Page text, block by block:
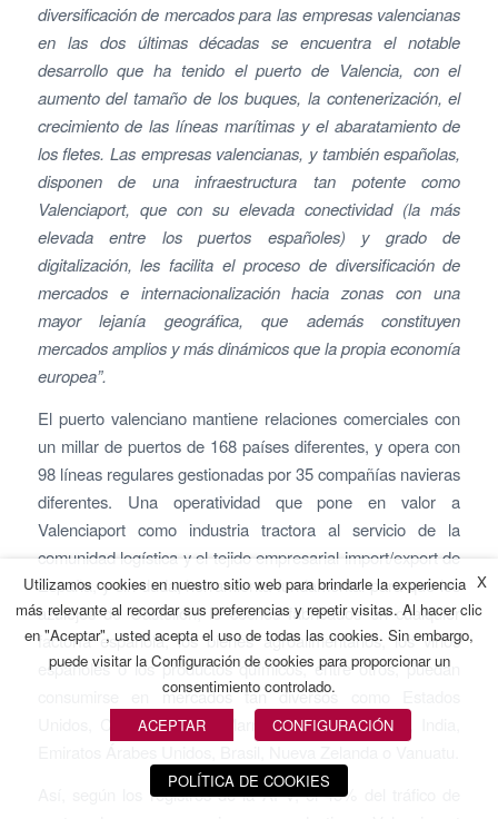
diversificación de mercados para las empresas valencianas
en las dos últimas décadas se encuentra el notable
desarrollo que ha tenido el puerto de Valencia, con el
aumento del tamaño de los buques, la contenerización, el
crecimiento de las líneas marítimas y el abaratamiento de
los fletes. Las empresas valencianas, y también españolas,
disponen de una infraestructura tan potente como
Valenciaport, que con su elevada conectividad (la más
elevada entre los puertos españoles) y grado de
digitalización, les facilita el proceso de diversificación de
mercados e internacionalización hacia zonas con una
mayor lejanía geográfica, que además constituyen
mercados amplios y más dinámicos que la propia economía
europea”.
El puerto valenciano mantiene relaciones comerciales con
un millar de puertos de 168 países diferentes, y opera con
98 líneas regulares gestionadas por 35 compañías navieras
diferentes. Una operatividad que pone en valor a
Valenciaport como industria tractora al servicio de la
comunidad logística y el tejido empresarial import/export de
España, y sin duda, herramienta fundamental para que los
azulejos de Castellón, lo coches fabricados en cualquier
factoría española, los bienes agroalimentarios, los vinos
españoles o los productos químicos, entre otros, puedan
consumirse en mercados tan diversos como Estados
Unidos, China, Canadá, Marruecos, Arabia Saudí, India,
Así, según los registros de la APV, el 45% del tráfico de
X
Utilizamos cookies en nuestro sitio web para brindarle la experiencia
más relevante al recordar sus preferencias y repetir visitas. Al hacer clic
en "Aceptar", usted acepta el uso de todas las cookies. Sin embargo,
puede visitar la Configuración de cookies para proporcionar un
consentimiento controlado.
ACEPTAR
CONFIGURACIÓN
POLÍTICA DE COOKIES